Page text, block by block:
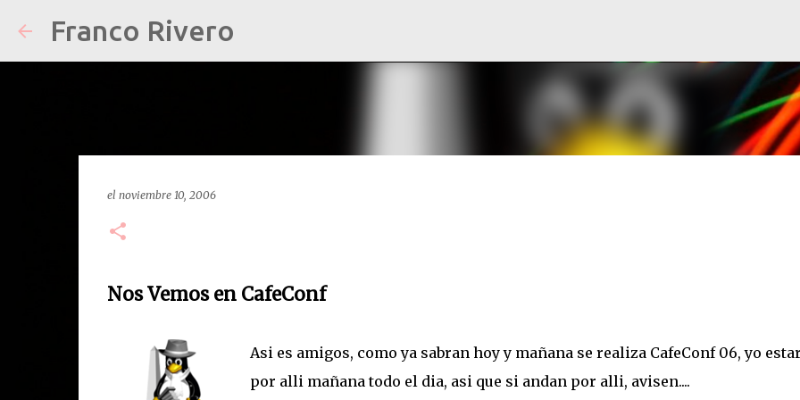
Franco Rivero
el noviembre 10, 2006
Nos Vemos en CafeConf
Asi es amigos, como ya sabran hoy y mañana se realiza CafeConf 06, yo
por alli mañana todo el dia, asi que si andan por alli, avisen....